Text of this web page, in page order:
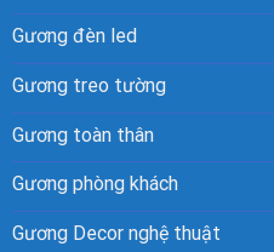
Gương đèn led
Gương treo tường
Gương toàn thân
Gương phòng khách
Gương Decor nghệ thuật